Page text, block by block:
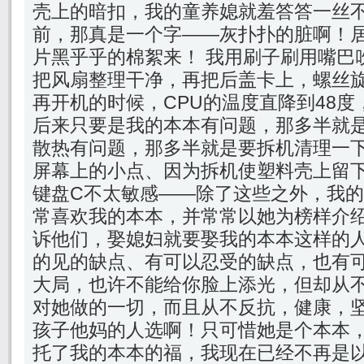
壳上的暗扣，我的童养媳就羞答答一丝
前，那真是一个字——灰扑扑的脏啊！
片黑乎乎的棉絮来！ 我用刷子刷用嘴
把风扇整理干净，再把后盖卡上，螺丝
再开机的时候，CPU的温度直降到48度
后来只要是我的本本有问题，那多半就
散热有问题，那多半就是要拆机清理一
屏幕上的小点、因为拆机使塑料壳上留
键盘C不太敏感——除了这些之外，我
常喜欢我的本本，并常常以她为榜样介
诉他们，娶媳妇就要娶我的本本这样的
的见的缺点、有可以忍受的缺点，也有
大局，也许不能给你脸上添光，但却从
对她做的一切，而且从不反抗，健康
孩子他妈的人选啊！只可惜她是个本本
托了我的本本的福，我现在已经不再是